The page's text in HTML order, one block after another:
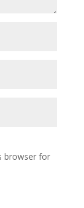
browser for